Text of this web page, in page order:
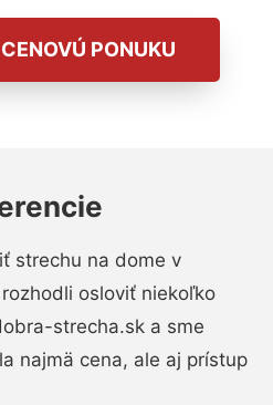
PONUKU
strechu na dome v
osloviť niekoľko
strecha.sk a sme
najmä cena, ale aj prístup